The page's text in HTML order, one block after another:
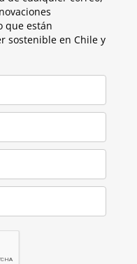
que están
sostenible en Chile y